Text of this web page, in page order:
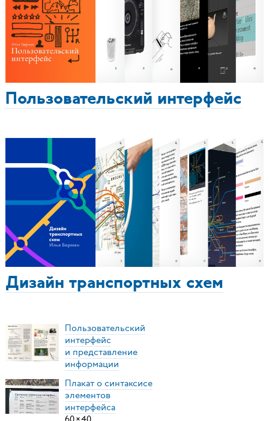
Пользовательский интерфейс
Дизайн транспортных схем
Пользовательский
интерфейс
и представление
информации
Плакат о синтаксисе
элементов
интерфейса